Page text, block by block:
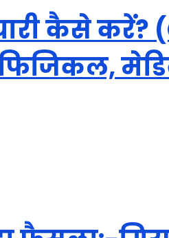
कैसे करें?
फिजिकल,